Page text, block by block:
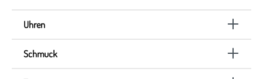
Uhren
Schmuck